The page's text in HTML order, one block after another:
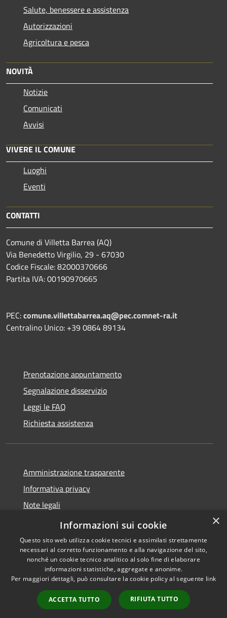
Salute, benessere e assistenza
Autorizzazioni
Agricoltura e pesca
NOVITÀ
Notizie
Comunicati
Avvisi
VIVERE IL COMUNE
Luoghi
Eventi
CONTATTI
Comune di Villetta Barrea (AQ)
Via Benedetto Virgilio, 29 - 67030
Codice Fiscale: 82000370666
Partita IVA: 00190970665
PEC:comune.villettabarrea.aq@pec.comnet-ra.it
Centralino Unico: +39 0864 89134
Prenotazione appuntamento
Segnalazione disservizio
Leggi le FAQ
Richiesta assistenza
Amministrazione trasparente
Informativa privacy
Note legali
Dichiarazione di accessibilità
Accessibilità
Copyright © 2026 • Comune di
Villetta Barrea • Powered by
Municipium•
Accesso
redazione
×
Informazioni sui cookie
Questo sito web utilizza cookie tecnici e assimilati strettamente
necessari al corretto funzionamento e alla navigazione del sito,
nonché un cookie tecnico analitico al solo fine di elaborare
informazioni statistiche, aggregate e anonime.
Per maggiori dettagli, può consultare la cookie policy al seguente link
ACCETTA TUTTO RIFIUTA TUTTO